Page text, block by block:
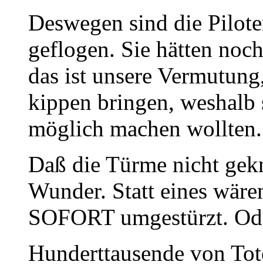
Deswegen sind die
geflogen. Sie hätten
das ist unsere
kippen bringen,
möglich machen wollten.
Daß die Türme nicht
Wunder. Statt eines
SOFORT umgestürzt.
Hunderttausende von